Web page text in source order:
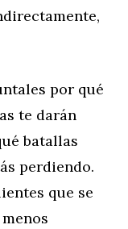
por qué
te darán
batallas
perdiendo.
que se